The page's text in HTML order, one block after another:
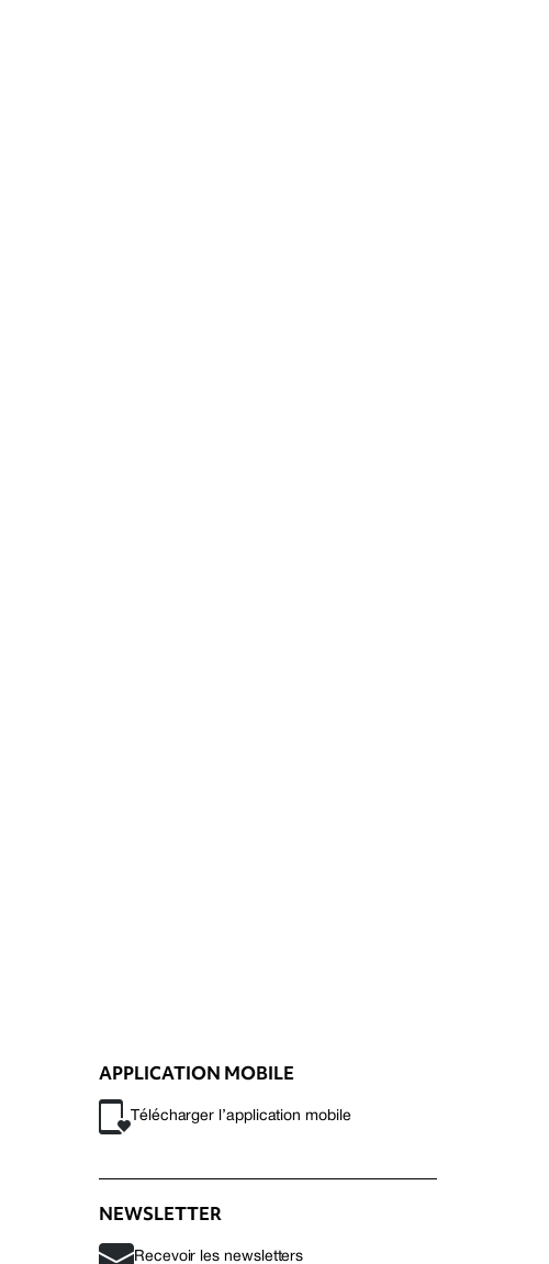
APPLICATION MOBILE
Télécharger l’application mobile
NEWSLETTER
Recevoir les newsletters